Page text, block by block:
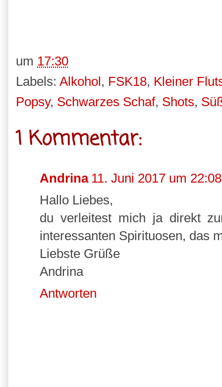
um 17:30
Labels: Alkohol, FSK18, Kleiner
Popsy, Schwarzes Schaf, Shots,
1 Kommentar:
Andrina 11. Juni 2017 um 22:08
Hallo Liebes,
du verleitest mich ja direkt
interessanten Spirituosen, das
Liebste Grüße
Andrina
Antworten